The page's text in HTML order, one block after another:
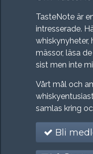
TasteNote är
intresserade.
mässor, läsa
sist men inte
Vårt mål och
samlas kring
Bli